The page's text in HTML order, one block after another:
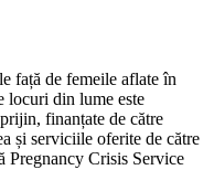
față de femeile aflate în
locuri din lume este
finanțate de către
și serviciile oferite de către
Pregnancy Crisis Service